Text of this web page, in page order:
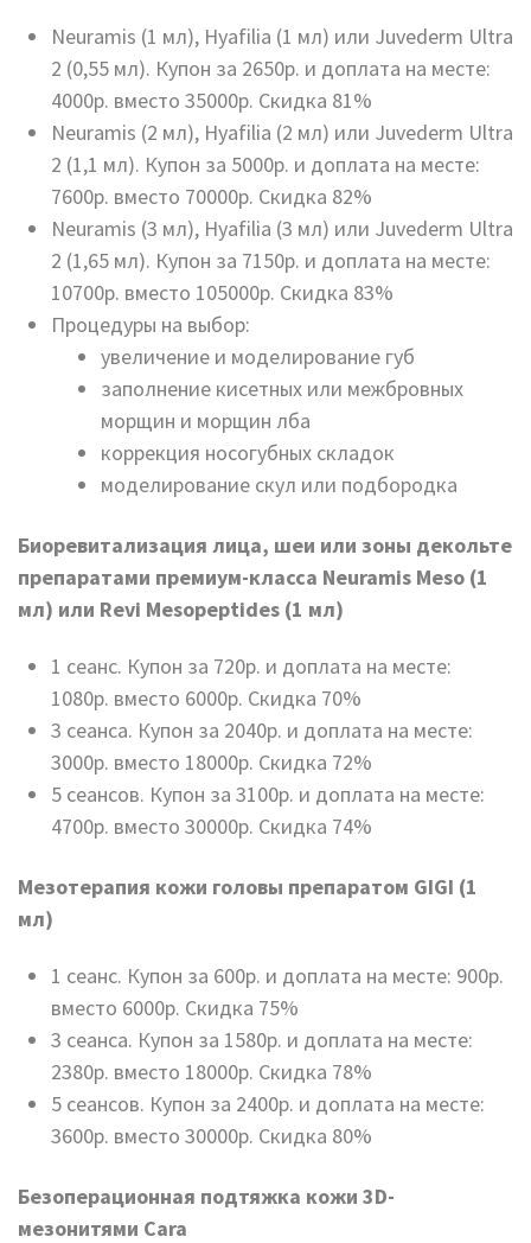
Neuramis (1 мл), Hyafilia (1 мл) или Juvederm Ultra
2 (0,55 мл). Купон за 2650р. и доплата на месте:
4000р. вместо 35000р. Скидка 81%
Neuramis (2 мл), Hyafilia (2 мл) или Juvederm Ultra
2 (1,1 мл). Купон за 5000р. и доплата на месте:
7600р. вместо 70000р. Скидка 82%
Neuramis (3 мл), Hyafilia (3 мл) или Juvederm Ultra
2 (1,65 мл). Купон за 7150р. и доплата на месте:
10700р. вместо 105000р. Скидка 83%
Процедуры на выбор:
увеличение и моделирование губ
заполнение кисетных или межбровных
морщин и морщин лба
коррекция носогубных складок
моделирование скул или подбородка
Биоревитализация лица, шеи или зоны декольте
препаратами премиум-класса Neuramis Meso (1
мл) или Revi Mesopeptides (1 мл)
1 сеанс. Купон за 720р. и доплата на месте:
1080р. вместо 6000р. Скидка 70%
3 сеанса. Купон за 2040р. и доплата на месте:
3000р. вместо 18000р. Скидка 72%
5 сеансов. Купон за 3100р. и доплата на месте:
4700р. вместо 30000р. Скидка 74%
Мезотерапия кожи головы препаратом GIGI (1
мл)
1 сеанс. Купон за 600р. и доплата на месте: 900р.
вместо 6000р. Скидка 75%
3 сеанса. Купон за 1580р. и доплата на месте:
2380р. вместо 18000р. Скидка 78%
5 сеансов. Купон за 2400р. и доплата на месте:
3600р. вместо 30000р. Скидка 80%
Безоперационная подтяжка кожи 3D-
мезонитями Cara